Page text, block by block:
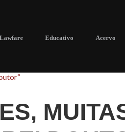
Educativo Acervo